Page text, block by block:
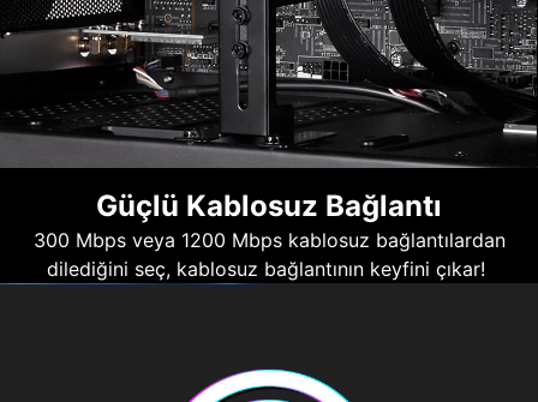
Güçlü Kablosuz Bağlantı
300 Mbps veya 1200 Mbps kablosuz bağlantılardan
dilediğini seç, kablosuz bağlantının keyfini çıkar!